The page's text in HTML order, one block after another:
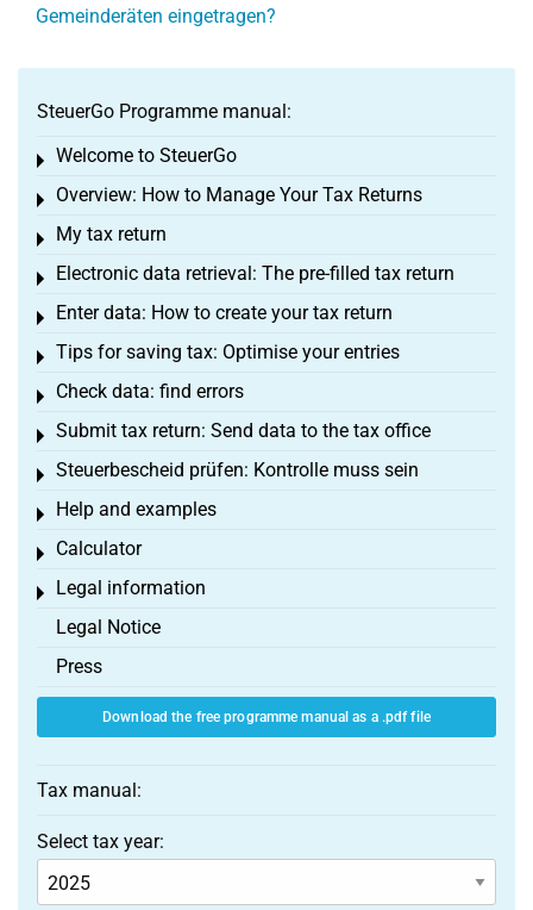
Gemeinderäten eingetragen?
SteuerGo Programme manual:
Welcome to SteuerGo
Toggle menu
Overview: How to Manage Your Tax Returns
Toggle menu
My tax return
Toggle menu
Electronic data retrieval: The pre-filled tax return
Toggle menu
Enter data: How to create your tax return
Toggle menu
Tips for saving tax: Optimise your entries
Toggle menu
Check data: find errors
Toggle menu
Submit tax return: Send data to the tax office
Toggle menu
Steuerbescheid prüfen: Kontrolle muss sein
Toggle menu
Help and examples
Toggle menu
Calculator
Toggle menu
Legal information
Toggle menu
Legal Notice
Press
Download the free programme manual as a .pdf file
Tax manual:
Select tax year: